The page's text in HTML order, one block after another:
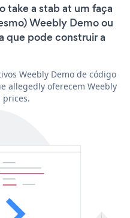
take a stab at um faça
Weebly Demo ou
que pode construir a
Weebly Demo de código
allegedly oferecem Weebly
prices.